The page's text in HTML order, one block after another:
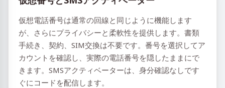
仮想電話番号は通常の回線と同じように機能します
が、さらにプライバシーと柔軟性を提供します。書類
手続き、契約、SIM交換は不要です。番号を選択してア
カウントを確認し、実際の電話番号を隠したままにで
きます。SMSアクティベーターは、身分確認なしです
ぐにコードを配信します。